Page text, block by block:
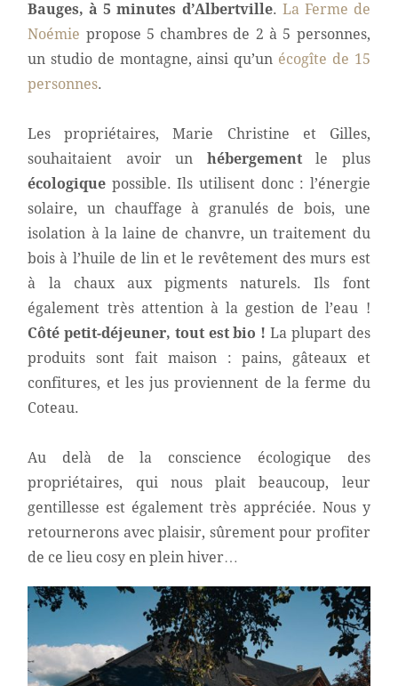
Bauges, à 5 minutes d’Albertville. La Ferme de
Noémie propose 5 chambres de 2 à 5 personnes,
un studio de montagne, ainsi qu’un écogîte de 15
personnes.
Les propriétaires, Marie Christine et Gilles,
souhaitaient avoir un hébergementle plus
écologique possible. Ils utilisent donc : l’énergie
solaire, un chauffage à granulés de bois, une
isolation à la laine de chanvre, un traitement du
bois à l’huile de lin et le revêtement des murs est
à la chaux aux pigments naturels. Ils font
également très attention à la gestion de l’eau !
Côté petit-déjeuner, tout est bio ! La plupart des
produits sont fait maison : pains, gâteaux et
confitures, et les jus proviennent de la ferme du
Coteau.
Au delà de la conscience écologique des
propriétaires, qui nous plait beaucoup, leur
gentillesse est également très appréciée. Nous y
retournerons avec plaisir, sûrement pour profiter
de ce lieu cosy en plein hiver…